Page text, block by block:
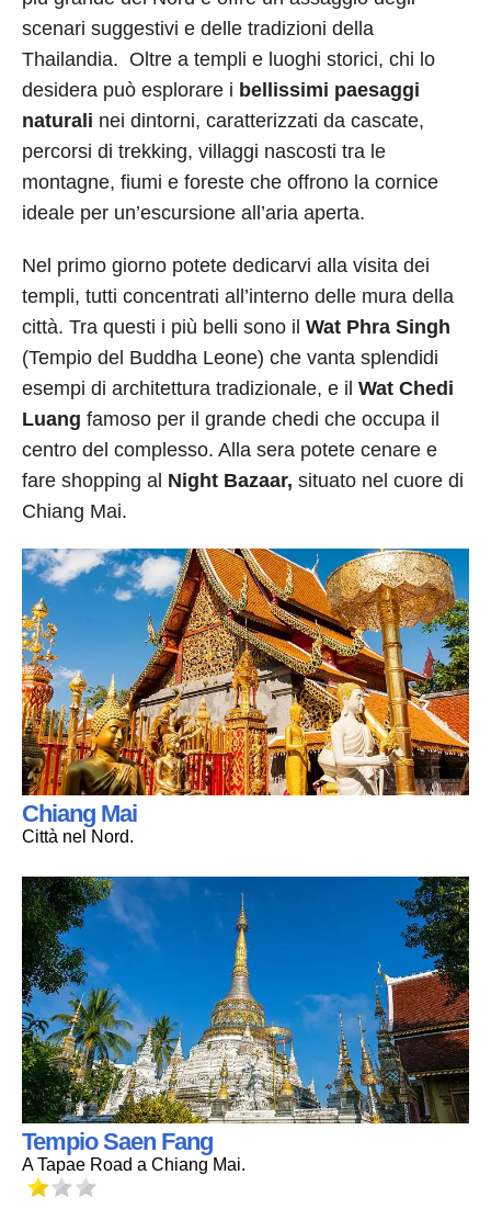
scenari suggestivi e delle tradizioni della
Thailandia. Oltre a templi e luoghi storici, chi lo
desidera può esplorare i bellissimi paesaggi
naturali nei dintorni, caratterizzati da cascate,
percorsi di trekking, villaggi nascosti tra le
montagne, fiumi e foreste che offrono la cornice
ideale per un’escursione all’aria aperta.
Nel primo giorno potete dedicarvi alla visita dei
templi, tutti concentrati all’interno delle mura della
città. Tra questi i più belli sono il Wat Phra Singh
(Tempio del Buddha Leone) che vanta splendidi
esempi di architettura tradizionale, e il Wat Chedi
Luang famoso per il grande chedi che occupa il
centro del complesso. Alla sera potete cenare e
fare shopping al Night Bazaar, situato nel cuore di
Chiang Mai.
Chiang Mai
Città nel Nord.
Tempio Saen Fang
A Tapae Road a Chiang Mai.